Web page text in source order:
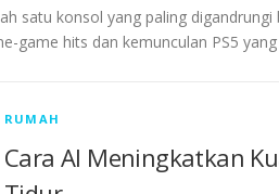
satu konsol yang paling
game hits dan kemunculan PS5
RUMAH
Cara AI Meningkatkan